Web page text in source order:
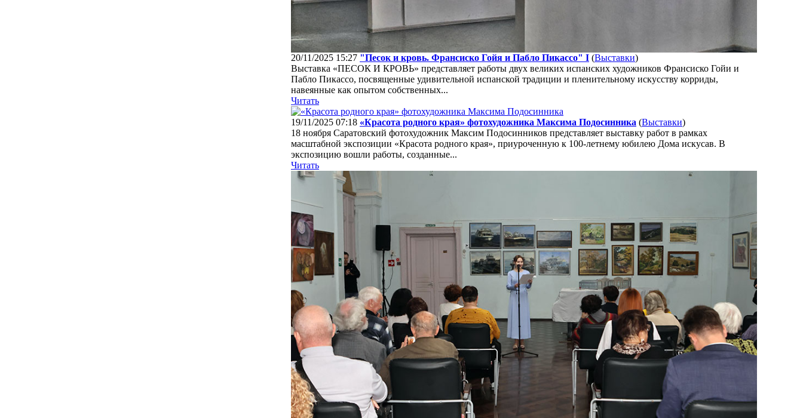
20/11/2025 15:27 "Песок и кровь. Франсиско Гойя и Пабло Пикассо" I (Выставки)
Выставка «ПЕСОК И КРОВЬ» представляет работы двух великих испанских художников Франсиско Гойи и
Пабло Пикассо, посвященные удивительной испанской традиции и пленительному искусству корриды,
навеянные как опытом собственных...
Читать
19/11/2025 07:18 «Красота родного края» фотохудожника Максима Подосинника (Выставки)
18 ноября Саратовский фотохудожник Максим Подосинников представляет выставку работ в рамках
масштабной экспозиции «Красота родного края», приуроченную к 100-летнему юбилею Дома искусав. В
экспозицию вошли работы, созданные...
Читать